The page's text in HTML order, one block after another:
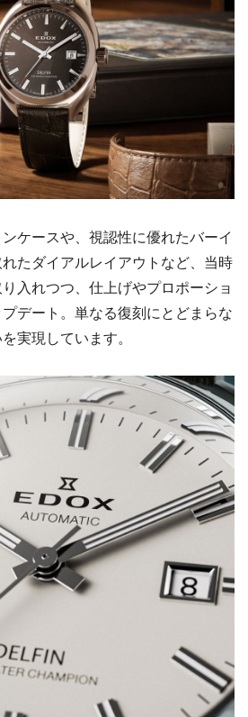
ケースや、視認性に優れたバーイ
たダイアルレイアウトなど、当時
入れつつ、仕上げやプロポーショ
デート。単なる復刻にとどまらな
実現しています。